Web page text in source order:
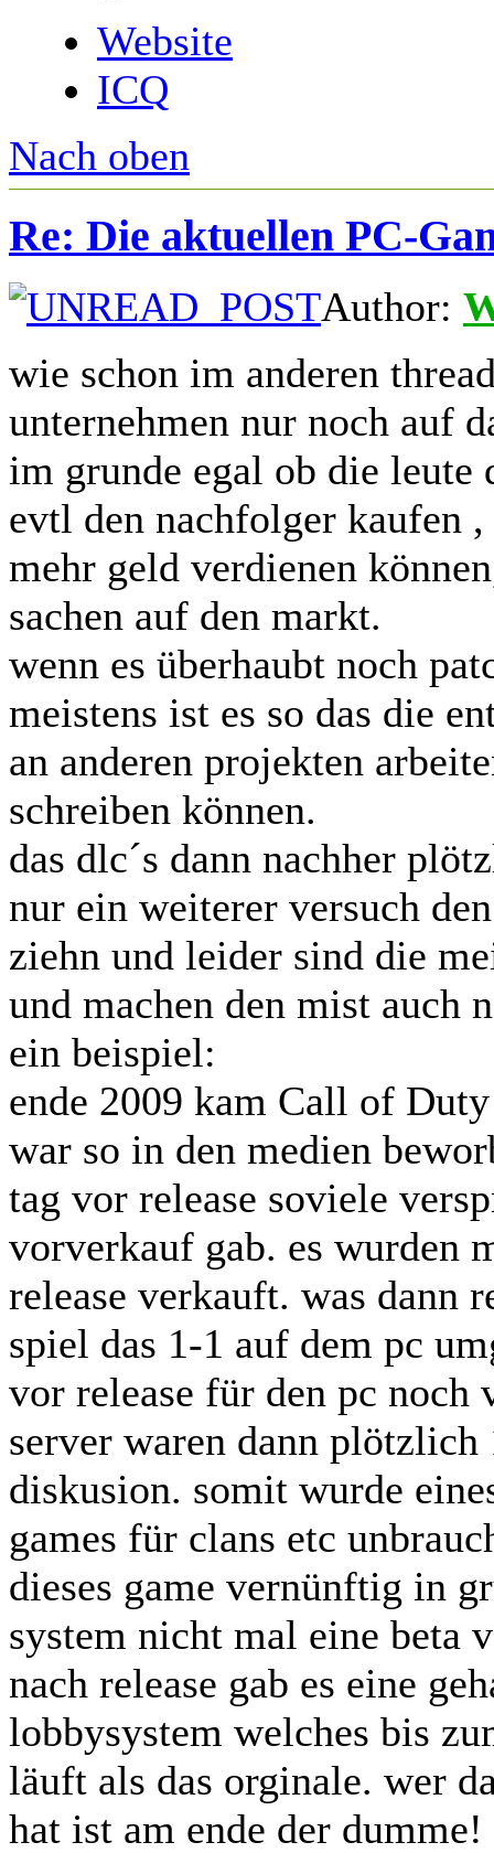
Website
ICQ
Nach oben
Re: Die aktuellen PC-
Author:
wie schon im anderen
unternehmen nur noch auf
im grunde egal ob die leute
evtl den nachfolger kaufen
mehr geld verdienen
sachen auf den markt.
wenn es überhaubt noch
meistens ist es so das die
an anderen projekten
schreiben können.
das dlc´s dann nachher
nur ein weiterer versuch
ziehn und leider sind die
und machen den mist auch
ein beispiel:
ende 2009 kam Call of
war so in den medien
tag vor release soviele
vorverkauf gab. es wurden
release verkauft. was dann
spiel das 1-1 auf dem pc
vor release für den pc
server waren dann plötzlich
diskusion. somit wurde
games für clans etc
dieses game vernünftig in
system nicht mal eine beta
nach release gab es eine
lobbysystem welches bis
läuft als das orginale. wer
hat ist am ende der